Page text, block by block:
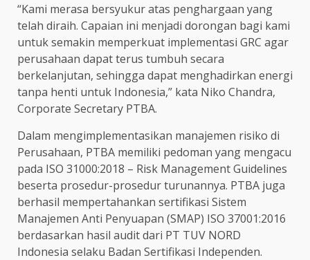
“Kami merasa bersyukur atas penghargaan yang
telah diraih. Capaian ini menjadi dorongan bagi kami
untuk semakin memperkuat implementasi GRC agar
perusahaan dapat terus tumbuh secara
berkelanjutan, sehingga dapat menghadirkan energi
tanpa henti untuk Indonesia,” kata Niko Chandra,
Corporate Secretary PTBA.
Dalam mengimplementasikan manajemen risiko di
Perusahaan, PTBA memiliki pedoman yang mengacu
pada ISO 31000:2018 – Risk Management Guidelines
beserta prosedur-prosedur turunannya. PTBA juga
berhasil mempertahankan sertifikasi Sistem
Manajemen Anti Penyuapan (SMAP) ISO 37001:2016
berdasarkan hasil audit dari PT TUV NORD
Indonesia selaku Badan Sertifikasi Independen.